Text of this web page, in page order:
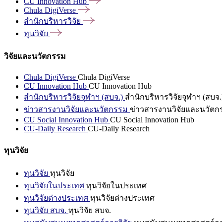
Chula DigiVerse
สำนักบริหารวิจัย
ทุนวิจัย
วิจัยและนวัตกรรม
Chula DigiVerse Chula DigiVerse
CU Innovation Hub CU Innovation Hub
สำนักบริหารวิจัยจุฬาฯ (สบจ.) สำนักบริหารวิจัยจุฬาฯ (สบจ
ข่าวสารงานวิจัยและนวัตกรรม ข่าวสารงานวิจัยและนวัตก
CU Social Innovation Hub CU Social Innovation Hub
CU-Daily Research CU-Daily Research
ทุนวิจัย
ทุนวิจัย ทุนวิจัย
ทุนวิจัยในประเทศ ทุนวิจัยในประเทศ
ทุนวิจัยต่างประเทศ ทุนวิจัยต่างประเทศ
ทุนวิจัย สบจ. ทุนวิจัย สบจ.